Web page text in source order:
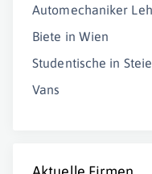
Automechaniker
Biete in Wien
Studentische in
Vans